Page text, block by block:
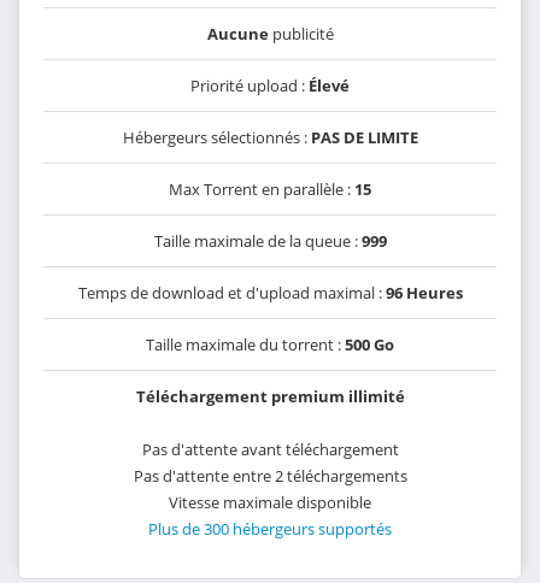
Aucunepublicité
Priorité upload : Élevé
Hébergeurs sélectionnés : PAS DE LIMITE
Max Torrent en parallèle : 15
Taille maximale de la queue :999
Temps de download et d'upload maximal :96 Heures
Taille maximale du torrent :500 Go
Téléchargement premium illimité
Pas d'attente avant téléchargement
Pas d'attente entre 2 téléchargements
Vitesse maximale disponible
Plus de 300 hébergeurs supportés